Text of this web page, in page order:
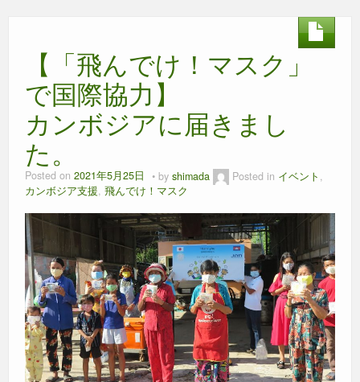
【「飛んでけ！マスク」
で国際協力】
カンボジアに届きまし
た。
Posted on 2021年5月25日 by shimada Posted in イベント ,
カンボジア支援, 飛んでけ！マスク